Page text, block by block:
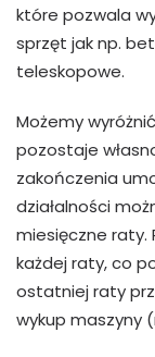
które pozwala
sprzęt jak np.
teleskopowe.
Możemy
pozostaje
zakończenia
działalności
miesięczne raty.
każdej raty, co
ostatniej raty
wykup maszyny